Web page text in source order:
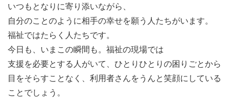
●イベント会場とのやり取り（電話、メール）
●当日現地での運営（大阪、東京、名古屋、博多でイベン
ト開催予定。1泊～2泊して対応します）
おおまかな業務の分担はしていますが、小さい組織のた
め、助け合いながら臨機応変に進めています。
イベント当日はスタッフ全員で会場へ行き、裏方として学
いつもとなりに寄り添いながら、
自分のことのように相手の幸せを願う人たちがいます。
福祉ではたらく人たちです。
今日も、いまこの瞬間も。福祉の現場では
支援を必要とする人がいて、ひとりひとりの困りごとから
目をそらすことなく、利用者さんをうんと笑顔にしている
ことでしょう。